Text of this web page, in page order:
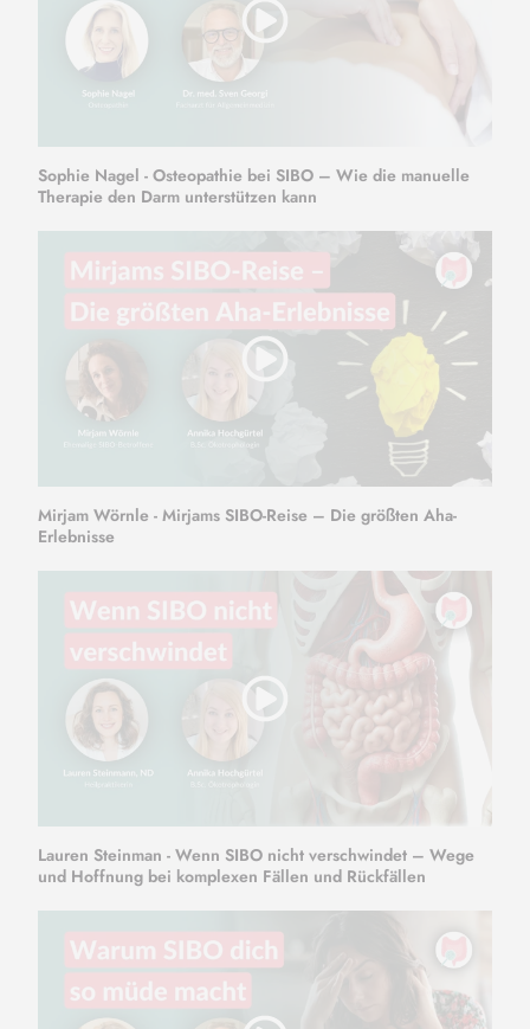
Sophie Nagel - Osteopathie bei SIBO – Wie die manuelle
Therapie den Darm unterstützen kann
Mirjam Wörnle - Mirjams SIBO-Reise – Die größten Aha-
Erlebnisse
Lauren Steinman - Wenn SIBO nicht verschwindet – Wege
und Hoffnung bei komplexen Fällen und Rückfällen